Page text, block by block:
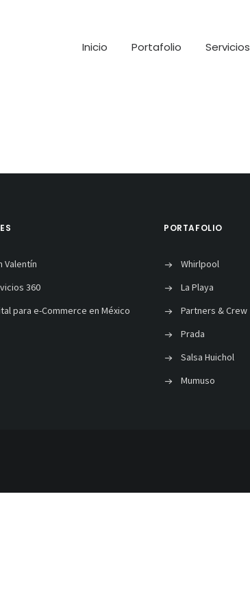
Inicio Portafolio Servicios
Valentín
360
para e-Commerce en México
PORTAFOLIO
Whirlpool
La Playa
Partners & Crew
Prada
Salsa Huichol
Mumuso